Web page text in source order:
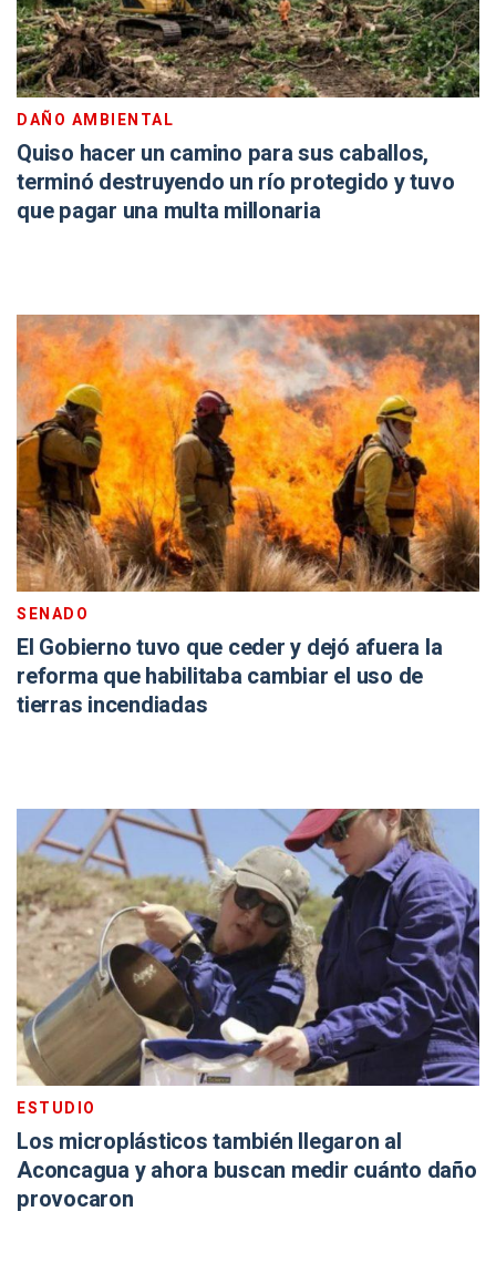
DAÑO AMBIENTAL
Quiso hacer un camino para sus caballos,
terminó destruyendo un río protegido y tuvo
que pagar una multa millonaria
SENADO
El Gobierno tuvo que ceder y dejó afuera la
reforma que habilitaba cambiar el uso de
tierras incendiadas
ESTUDIO
Los microplásticos también llegaron al
Aconcagua y ahora buscan medir cuánto daño
provocaron